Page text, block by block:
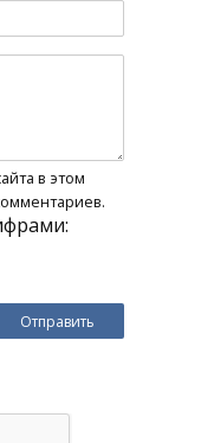
в этом